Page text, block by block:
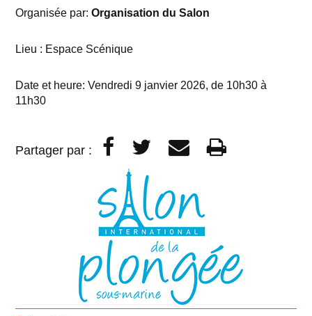
Organisée par: Organisation du Salon
Lieu : Espace Scénique
Date et heure: Vendredi 9 janvier 2026, de 10h30 à
11h30
Partager par :